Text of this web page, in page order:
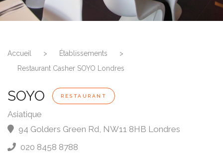
Accueil > Établissements
>
Restaurant Casher SOYO Londres
SOYO RESTAURANT
Asiatique
94 Golders Green Rd, NW11 8HB Londres
020 8458 8788